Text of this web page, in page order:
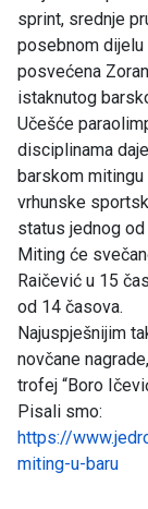
sprint, srednje
posebnom dijelu
posvećena
istaknutog
Učešće
disciplinama
barskom
vrhunske
status jednog od
Miting će
Raičević u 15
od 14 časova.
Najuspješnijim
novčane
trofej “Boro
Pisali smo:
https://
miting-u-baru